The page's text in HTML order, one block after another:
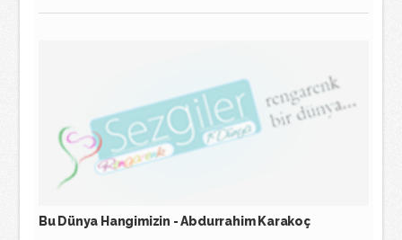
Bu Dünya Hangimizin - Abdurrahim Karakoç